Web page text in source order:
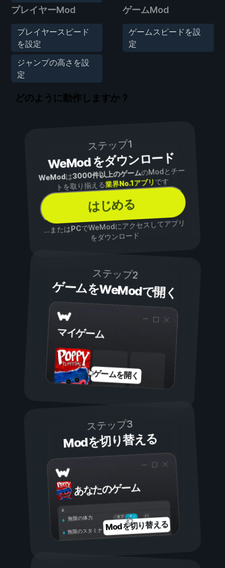
プレイヤーMod
プレイヤースピード
を設定
ジャンプの高さを設
定
ゲームMod
ゲームスピードを設
定
どのように動作しますか？
ステップ1
WeMod をダウンロード
WeModは3000件以上のゲームのModとチー
トを取り揃える業界No.1アプリです
はじめる
...またはPCでWeModにアクセスしてアプリ
をダウンロード
ステップ2
ゲームをWeModで開く
マイゲーム
ゲームを開く
ステップ3
Modを切り替える
あなたのゲーム
オン
オフ
無限の体力
無限のスタミナ Modを切り替える